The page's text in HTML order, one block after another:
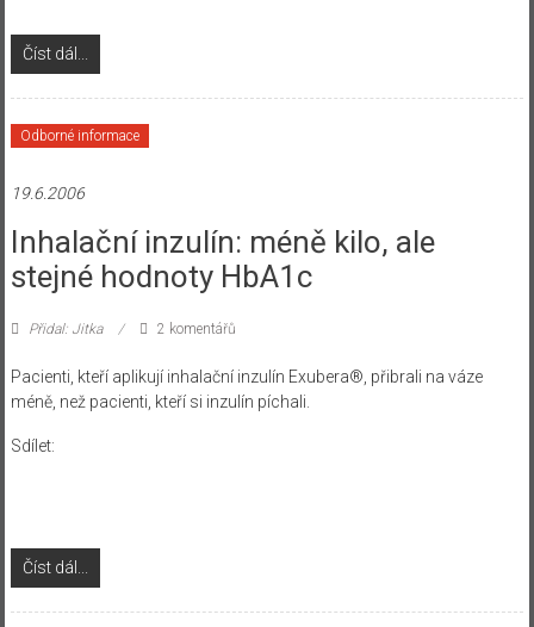
Číst dál...
Odborné informace
19.6.2006
Inhalační inzulín: méně kilo, ale
stejné hodnoty HbA1c
Přidal: Jitka 2 komentářů
Pacienti, kteří aplikují inhalační inzulín Exubera®, přibrali na váze
méně, než pacienti, kteří si inzulín píchali.
Sdílet:
Číst dál...